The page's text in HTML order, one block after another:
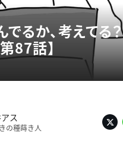
るか、考えてる
87話】
ス
の種蒔き人